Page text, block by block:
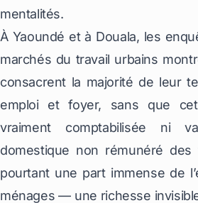
mentalités.
À Yaoundé et à Douala, les
marchés du travail urbains
consacrent la majorité de leur
emploi et foyer, sans que
vraiment comptabilisée ni
domestique non rémunéré des
pourtant une part immense de
ménages — une richesse